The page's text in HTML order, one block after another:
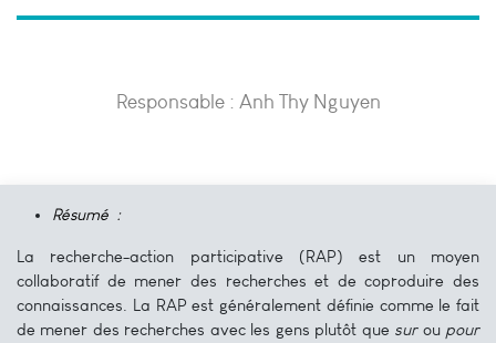
Responsable : Anh Thy Nguyen
Résumé :
La recherche-action participative (RAP) est un moyen
collaboratif de mener des recherches et de coproduire des
connaissances. La RAP est généralement définie comme le fait
de mener des recherches avec les gens plutôt que surou pour